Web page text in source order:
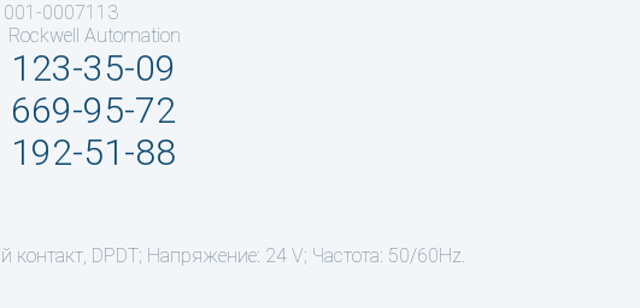
0007113
Automation
123-35-09
669-95-72
192-51-88
DPDT; Напряжение: 24 V; Частота: 50/60Hz.